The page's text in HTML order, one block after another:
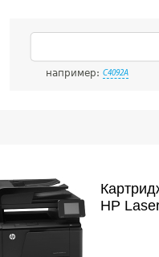
например: C4092A
HP